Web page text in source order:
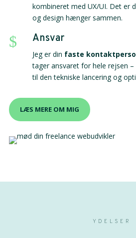
kombineret med UX/UI. Det er
og design hænger sammen.
$ Ansvar
Jeg er din faste
tager ansvaret for hele rejsen
til den tekniske lancering og
LÆS MERE OM MIG
YDELSER